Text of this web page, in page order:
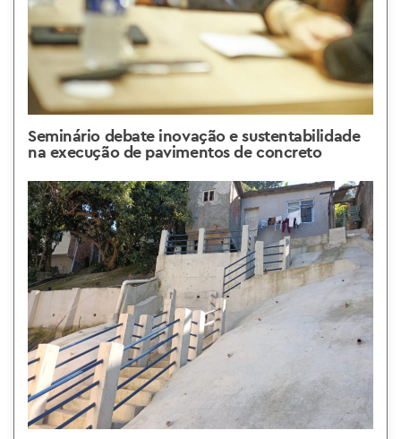
Seminário debate inovação e sustentabilidade
na execução de pavimentos de concreto